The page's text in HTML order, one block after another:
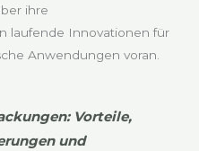
ihre
laufende Innovationen für
Anwendungen voran.
Vorteile,
und